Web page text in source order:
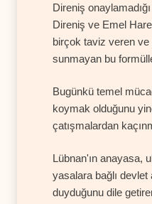
Direniş
Direniş ve Emel
birçok taviz veren
sunmayan bu
Bugünkü temel
koymak olduğunu
çatışmalardan
Lübnan'ın anayasa,
yasalara bağlı devlet
duyduğunu dile